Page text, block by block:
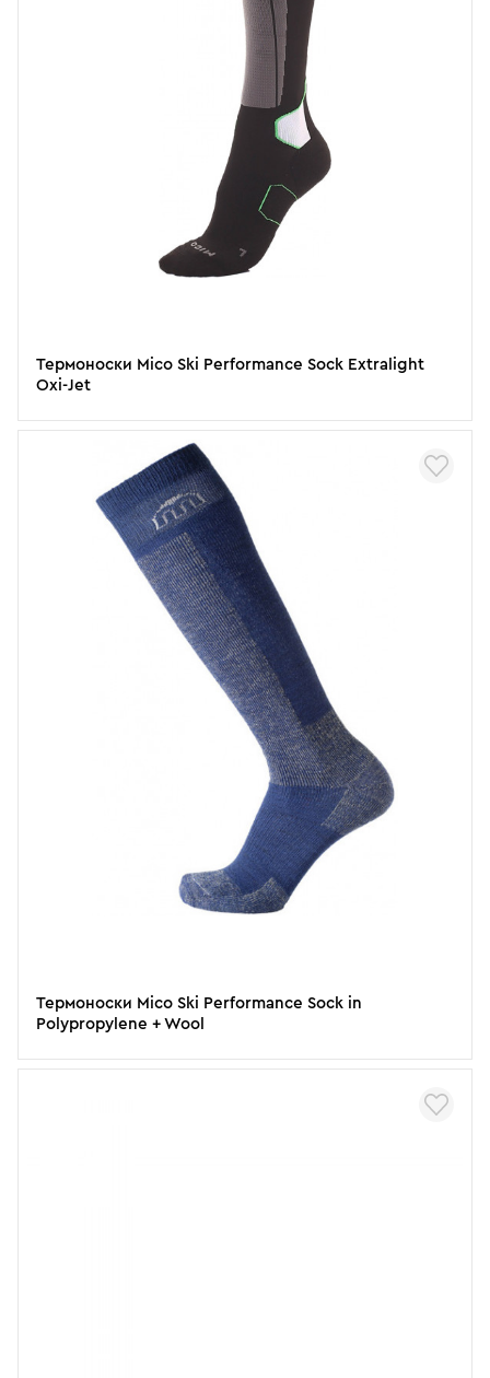
Термоноски Mico Ski Performance Sock Extralight
Oxi-Jet
Термоноски Mico Ski Performance Sock in
Polypropylene + Wool